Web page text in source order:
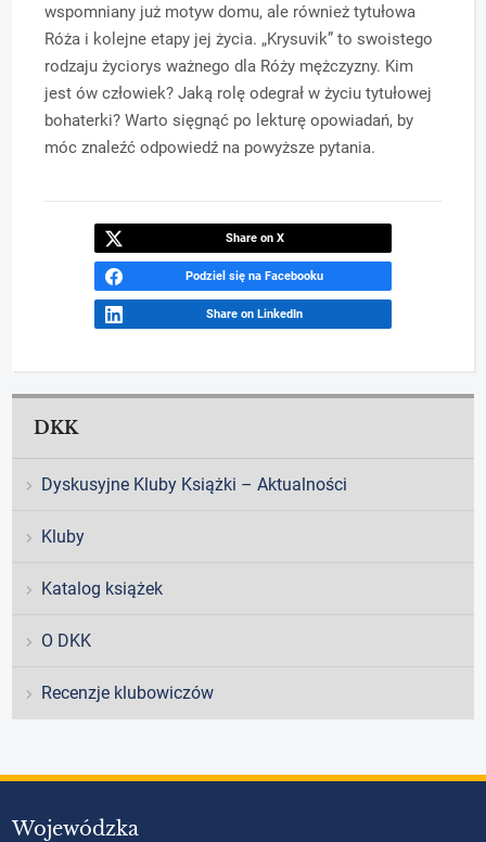
wspomniany już motyw domu, ale również tytułowa
Róża i kolejne etapy jej życia. „Krysuvik” to swoistego
rodzaju życiorys ważnego dla Róży mężczyzny. Kim
jest ów człowiek? Jaką rolę odegrał w życiu tytułowej
bohaterki? Warto sięgnąć po lekturę opowiadań, by
móc znaleźć odpowiedź na powyższe pytania.
Share on X
Podziel się na Facebooku
Share on LinkedIn
DKK
Dyskusyjne Kluby Książki – Aktualności
Kluby
Katalog książek
O DKK
Recenzje klubowiczów
Wojewódzka